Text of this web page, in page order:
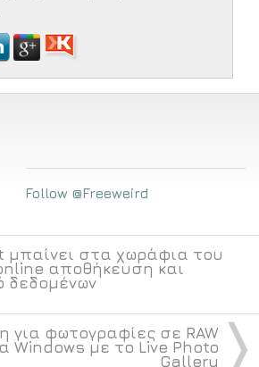
Follow @Freeweird
μπαίνει στα χωράφια του
αποθήκευση και
δεδομένων
〉
για φωτογραφίες σε RAW
Windows με το Live Photo
Gallery